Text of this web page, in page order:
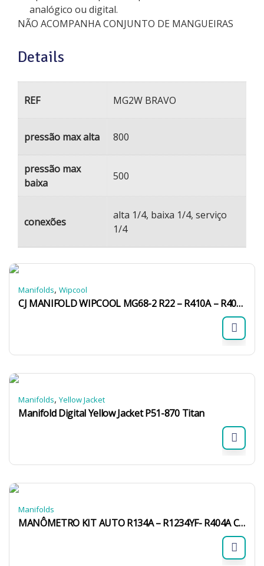
analógico ou digital.
NÃO ACOMPANHA CONJUNTO DE MANGUEIRAS
Details
REF MG2W BRAVO
pressão max alta 800
pressão max
baixa
500
conexões
alta 1/4, baixa 1/4, serviço
1/4
Manifolds, Wipcool
CJ MANIFOLD WIPCOOL MG68-2 R22 – R410A – R404A- R407C- R32 S/ MANGUEIRA BLISTER
Manifolds, Yellow Jacket
Manifold Digital Yellow Jacket P51-870 Titan
Manifolds
MANÔMETRO KIT AUTO R134A – R1234YF- R404A C/ ENGATE RÁPIDO E PERFURADOR